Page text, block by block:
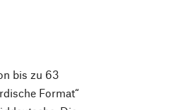
bis zu 63
Format“